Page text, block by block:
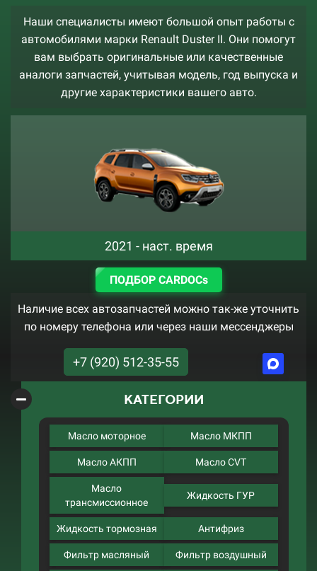
Наши специалисты имеют большой опыт работы с
автомобилями марки Renault Duster II. Они помогут
вам выбрать оригинальные или качественные
аналоги запчастей, учитывая модель, год выпуска и
другие характеристики вашего авто.
2021 - наст. время
ПОДБОР CARDOCs
Наличие всех автозапчастей можно так-же уточнить
по номеру телефона или через наши мессенджеры
+7 (920) 512-35-55
КАТЕГОРИИ
Масло моторное Масло МКПП
Масло АКПП Масло CVT
Масло
трансмиссионное
Жидкость ГУР
Жидкость тормозная Антифриз
Фильтр масляный Фильтр воздушный